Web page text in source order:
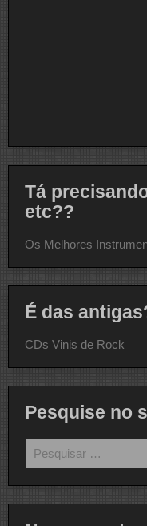
Tá
etc??
Os Melhores
É das
CDs Vinis de Rock
Pesquise no
por: